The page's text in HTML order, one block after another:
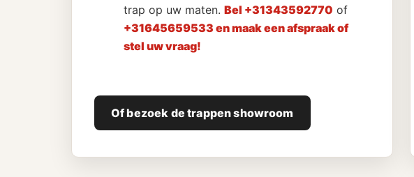
trap op uw maten. Bel +31343592770 of
+31645659533 en maak een afspraak of
stel uw vraag!
Of bezoek de trappen showroom